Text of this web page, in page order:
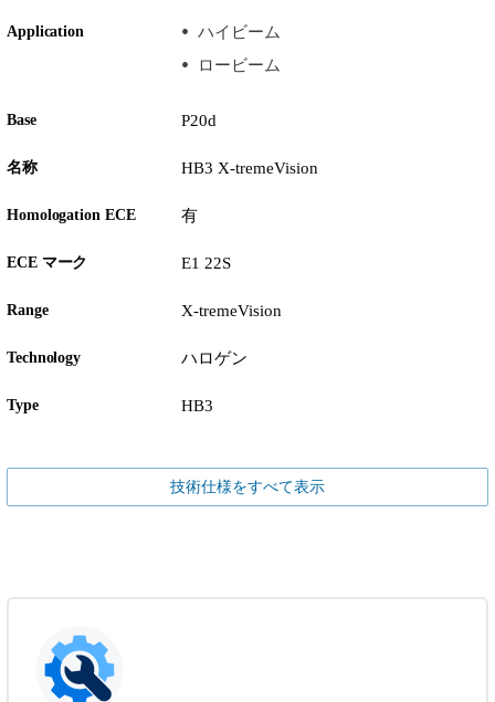
Application
ハイビーム
ロービーム
Base P20d
名称 HB3 X-tremeVision
Homologation ECE 有
ECE マーク E1 22S
Range X-tremeVision
Technology ハロゲン
Type HB3
技術仕様をすべて表示